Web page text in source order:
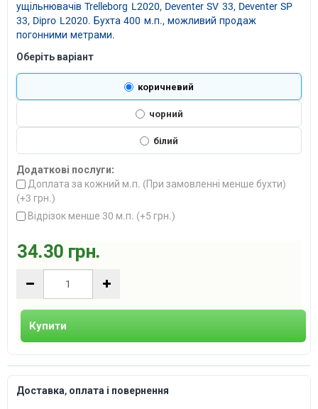
ущільнювачів Trelleborg L2020, Deventer SV 33, Deventer SP
33, Dipro L2020. Бухта 400 м.п., можливий продаж
погонними метрами.
Оберіть варіант
коричневий
чорний
білий
Додаткові послуги:
Доплата за кожний м.п. (При замовленні менше бухти)
(+3 грн.)
Відрізок менше 30 м.п. (+5 грн.)
34.30 грн.
Купити
Доставка, оплата і повернення